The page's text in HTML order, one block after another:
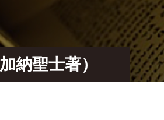
加納聖士著）